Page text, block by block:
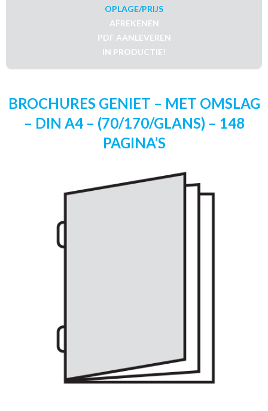
OPLAGE/PRIJS
AFREKENEN
PDF AANLEVEREN
IN PRODUCTIE!
BROCHURES GENIET – MET OMSLAG
– DIN A4 – (70/170/GLANS) – 148
PAGINA’S